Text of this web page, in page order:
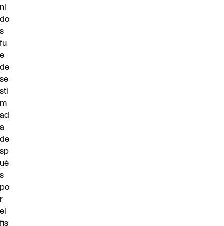
ni
do
s
fu
e
de
se
sti
m
ad
a
de
sp
ué
s
po
r
el
fis